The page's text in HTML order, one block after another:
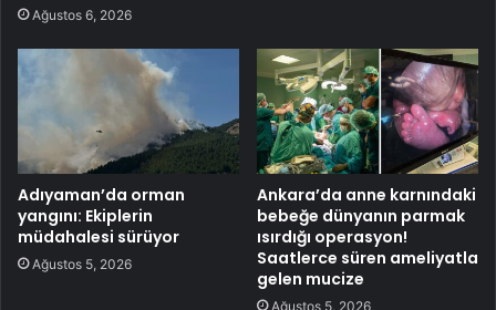
Ağustos 6, 2026
Adıyaman’da orman
yangını: Ekiplerin
müdahalesi sürüyor
Ağustos 5, 2026
Ankara’da anne karnındaki
bebeğe dünyanın parmak
ısırdığı operasyon!
Saatlerce süren ameliyatla
gelen mucize
Ağustos 5, 2026